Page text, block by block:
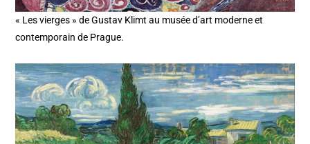
« Les vierges » de Gustav Klimt au musée d’art moderne et
contemporain de Prague.